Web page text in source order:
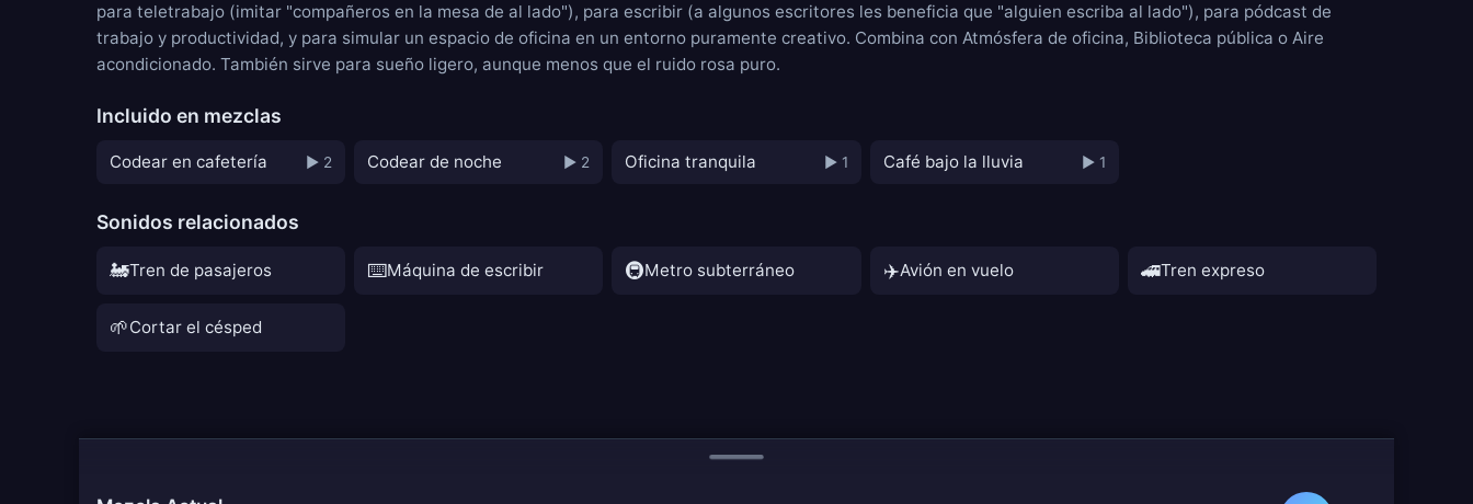
para teletrabajo (imitar "compañeros en la mesa de al lado"), para escribir (a algunos escritores les beneficia que "alguien escriba al lado"), para pódcast de
trabajo y productividad, y para simular un espacio de oficina en un entorno puramente creativo. Combina con Atmósfera de oficina, Biblioteca pública o Aire
acondicionado. También sirve para sueño ligero, aunque menos que el ruido rosa puro.
Incluido en mezclas
Codear en cafetería ▶ 2 Codear de noche ▶ 2 Oficina tranquila ▶ 1 Café bajo la lluvia ▶ 1
Sonidos relacionados
🚂Tren de pasajeros ⌨️Máquina de escribir 🚇Metro subterráneo ✈️Avión en vuelo 🚄Tren expreso
🌱Cortar el césped